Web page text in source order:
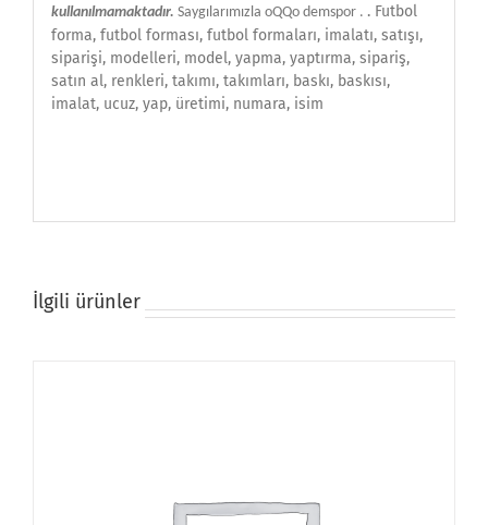
kullanılmamaktadır. Saygılarımızla oQQo demspor . . Futbol
forma, futbol forması, futbol formaları, imalatı, satışı,
siparişi, modelleri, model, yapma, yaptırma, sipariş,
satın al, renkleri, takımı, takımları, baskı, baskısı,
imalat, ucuz, yap, üretimi, numara, isim
İlgili ürünler